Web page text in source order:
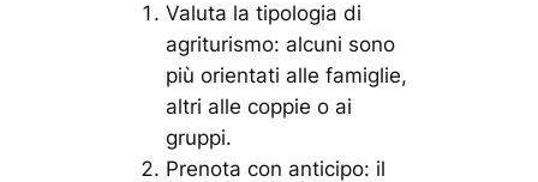
Valuta la tipologia di
agriturismo: alcuni sono
più orientati alle famiglie,
altri alle coppie o ai
gruppi.
Prenota con anticipo: il